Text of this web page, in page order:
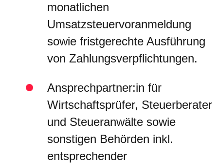
monatlichen
Umsatzsteuervoranmeldung
sowie fristgerechte Ausführung
von Zahlungsverpflichtungen.
Ansprechpartner:in für
Wirtschaftsprüfer, Steuerberater
und Steueranwälte sowie
sonstigen Behörden inkl.
entsprechender